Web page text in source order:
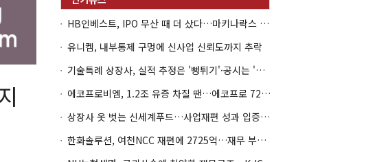
HB인베스트, IPO 무산 때 더 샀다…마키나락스 투자 2.7배 회수
유니켐, 내부통제 구멍에 신사업 신뢰도까지 추락
기술특례 상장사, 실적 추정은 '뻥튀기'·공시는 '누락'
에코프로비엠, 1.2조 유증 차질 땐…에코프로 7270억 '독박'
상장사 옷 벗는 신세계푸드…사업재편 성과 입증할까
한화솔루션, 여천NCC 재편에 2725억…재무 부담 커지나